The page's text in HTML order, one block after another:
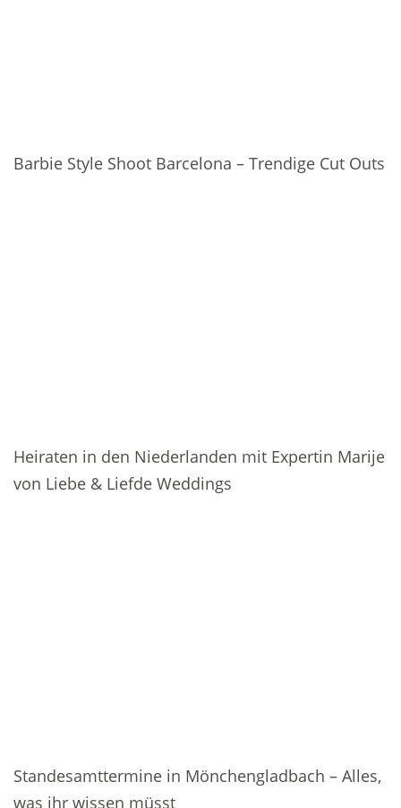
Barbie Style Shoot Barcelona – Trendige Cut Outs
Heiraten in den Niederlanden mit Expertin Marije
von Liebe & Liefde Weddings
Standesamttermine in Mönchengladbach – Alles,
was ihr wissen müsst